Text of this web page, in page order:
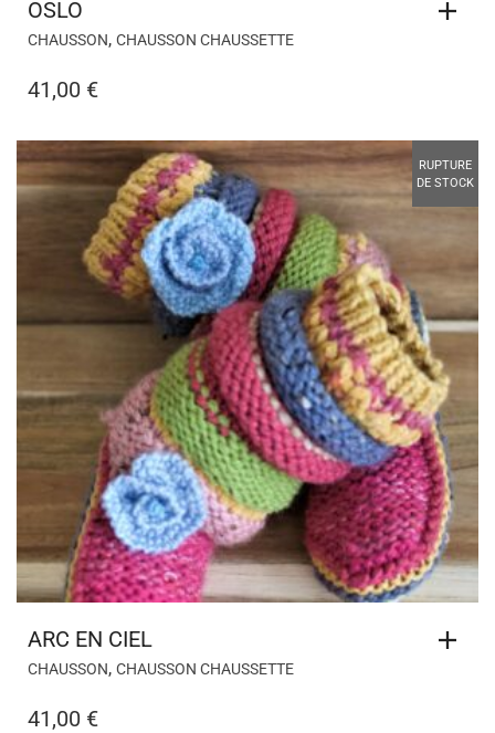
OSLO
CHAUSSON, CHAUSSON CHAUSSETTE
41,00 €
RUPTURE
DE STOCK
ARC EN CIEL
CHAUSSON, CHAUSSON CHAUSSETTE
41,00 €